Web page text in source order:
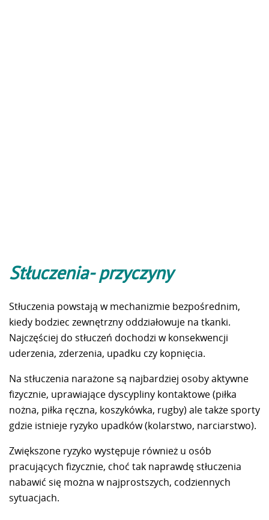
Stłuczenia- przyczyny
Stłuczenia powstają w mechanizmie bezpośrednim,
kiedy bodziec zewnętrzny oddziałowuje na tkanki.
Najczęściej do stłuczeń dochodzi w konsekwencji
uderzenia, zderzenia, upadku czy kopnięcia.
Na stłuczenia narażone są najbardziej osoby aktywne
fizycznie, uprawiające dyscypliny kontaktowe (piłka
nożna, piłka ręczna, koszykówka, rugby) ale także sporty
gdzie istnieje ryzyko upadków (kolarstwo, narciarstwo).
Zwiększone ryzyko występuje również u osób
pracujących fizycznie, choć tak naprawdę stłuczenia
nabawić się można w najprostszych, codziennych
sytuacjach.